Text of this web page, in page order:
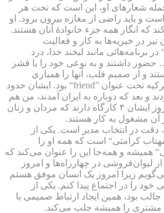
شعارهای او، این است که تحت هر
و باید راضی از مغازه بیرون برود. او
که انگار همه جزء خانوادهٔ آنان هستند.
در خیریه‌ها به کار و فعالیت
برنامه‌هائی مانند لبخند خدا، درد
داشتند و به نوعی خود را با قشر
و از صمیم قلب، آنها را همیاری
می‌کنند. فروشگاه او در ترکیه تحت عنوان ”friend“ بود. ایشان حدود
بودند و بعد که دوباره به ایران آمدند، من هم
با ایشان شروع کردم. امروز ایشان ۴ کارگاه دارند که مردان و زنان
دقت در انتخاب مدیر است. یکی از
کرامتی“ است که همه او را
همیشه و همه‌جا این را عنوان می‌کند که
لیوان‌فروشی در چهارراه‌ها و امروز
زیرا امروز یک انسان موفق هستم
خود را در اجتماع پیدا کنم. یکی از
بود، همین ایجاد ارتباط صمیمی با
مشتری را همیشه جلب می‌کند.